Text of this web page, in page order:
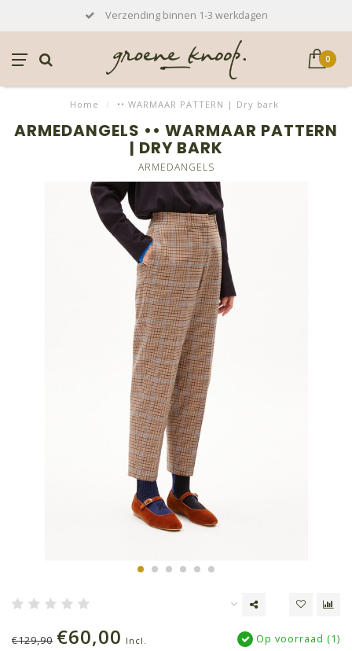
Verzending binnen 1-3 werkdagen
0
Home / •• WARMAAR PATTERN | Dry bark
ARMEDANGELS •• WARMAAR PATTERN
| DRY BARK
ARMEDANGELS
€129,90 €60,00 Incl.
Op voorraad (1)